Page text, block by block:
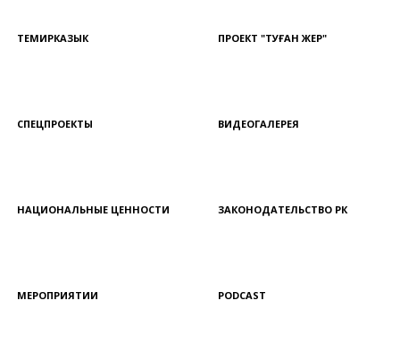
ТЕМИРКАЗЫК ПРОЕКТ "ТУҒАН ЖЕР"
СПЕЦПРОЕКТЫ ВИДЕОГАЛЕРЕЯ
НАЦИОНАЛЬНЫЕ ЦЕННОСТИ ЗАКОНОДАТЕЛЬСТВО РК
МЕРОПРИЯТИИ PODCAST